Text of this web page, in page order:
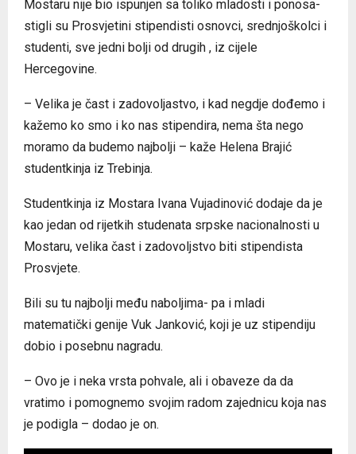
Mostaru nije bio ispunjen sa toliko mladosti i ponosa-
stigli su Prosvjetini stipendisti osnovci, srednjoškolci i
studenti, sve jedni bolji od drugih , iz cijele
Hercegovine.
– Velika je čast i zadovoljastvo, i kad negdje dođemo i
kažemo ko smo i ko nas stipendira, nema šta nego
moramo da budemo najbolji – kaže Helena Brajić
studentkinja iz Trebinja.
Studentkinja iz Mostara Ivana Vujadinović dodaje da je
kao jedan od rijetkih studenata srpske nacionalnosti u
Mostaru, velika čast i zadovoljstvo biti stipendista
Prosvjete.
Bili su tu najbolji među naboljima- pa i mladi
matematički genije Vuk Јanković, koji je uz stipendiju
dobio i posebnu nagradu.
– Ovo je i neka vrsta pohvale, ali i obaveze da da
vratimo i pomognemo svojim radom zajednicu koja nas
je podigla – dodao je on.